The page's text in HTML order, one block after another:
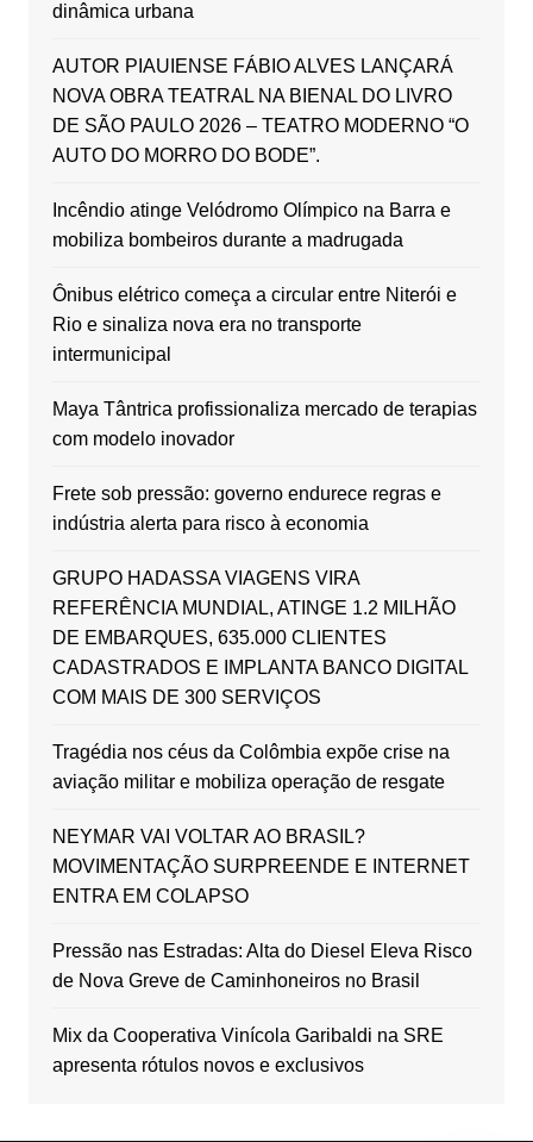
dinâmica urbana
AUTOR PIAUIENSE FÁBIO ALVES LANÇARÁ
NOVA OBRA TEATRAL NA BIENAL DO LIVRO
DE SÃO PAULO 2026 – TEATRO MODERNO “O
AUTO DO MORRO DO BODE”.
Incêndio atinge Velódromo Olímpico na Barra e
mobiliza bombeiros durante a madrugada
Ônibus elétrico começa a circular entre Niterói e
Rio e sinaliza nova era no transporte
intermunicipal
Maya Tântrica profissionaliza mercado de terapias
com modelo inovador
Frete sob pressão: governo endurece regras e
indústria alerta para risco à economia
GRUPO HADASSA VIAGENS VIRA
REFERÊNCIA MUNDIAL, ATINGE 1.2 MILHÃO
DE EMBARQUES, 635.000 CLIENTES
CADASTRADOS E IMPLANTA BANCO DIGITAL
COM MAIS DE 300 SERVIÇOS
Tragédia nos céus da Colômbia expõe crise na
aviação militar e mobiliza operação de resgate
NEYMAR VAI VOLTAR AO BRASIL?
MOVIMENTAÇÃO SURPREENDE E INTERNET
ENTRA EM COLAPSO
Pressão nas Estradas: Alta do Diesel Eleva Risco
de Nova Greve de Caminhoneiros no Brasil
Mix da Cooperativa Vinícola Garibaldi na SRE
apresenta rótulos novos e exclusivos